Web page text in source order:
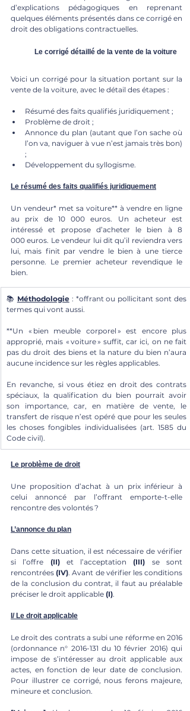
d’explications pédagogiques en reprenant
quelques éléments présentés dans ce corrigé en
droit des obligations contractuelles.
	Le corrigé détaillé de la vente de la voiture
Voici un corrigé pour la situation portant sur la
vente de la voiture, avec le détail des étapes :
Résumé des faits qualifiés juridiquement ;
Problème de droit ;
Annonce du plan (autant que l’on sache où
l’on va, naviguer à vue n’est jamais très bon)
;
Développement du syllogisme.
Le résumé des faits qualifiés juridiquement
Un vendeur* met sa voiture** à vendre en ligne
au prix de 10 000 euros. Un acheteur est
intéressé et propose d’acheter le bien à 8
000 euros. Le vendeur lui dit qu’il reviendra vers
lui, mais finit par vendre le bien à une tierce
personne. Le premier acheteur revendique le
bien.
📚 Méthodologie : *offrant ou pollicitant sont des
termes qui vont aussi.
**Un « bien meuble corporel » est encore plus
approprié, mais « voiture » suffit, car ici, on ne fait
pas du droit des biens et la nature du bien n’aura
aucune incidence sur les règles applicables.
En revanche, si vous étiez en droit des contrats
spéciaux, la qualification du bien pourrait avoir
son importance, car, en matière de vente, le
transfert de risque n’est opéré que pour les seules
les choses fongibles individualisées (art. 1585 du
Code civil).
Le problème de droit
Une proposition d’achat à un prix inférieur à
celui annoncé par l’offrant emporte-t-elle
rencontre des volontés ?
L’annonce du plan
Dans cette situation, il est nécessaire de vérifier
si l’offre (II) et l’acceptation (III) se sont
rencontrées (IV). Avant de vérifier les conditions
de la conclusion du contrat, il faut au préalable
préciser le droit applicable (I).
I/ Le droit applicable
Le droit des contrats a subi une réforme en 2016
(ordonnance n° 2016-131 du 10 février 2016) qui
impose de s’intéresser au droit applicable aux
actes, en fonction de leur date de conclusion.
Pour illustrer ce corrigé, nous ferons majeure,
mineure et conclusion.